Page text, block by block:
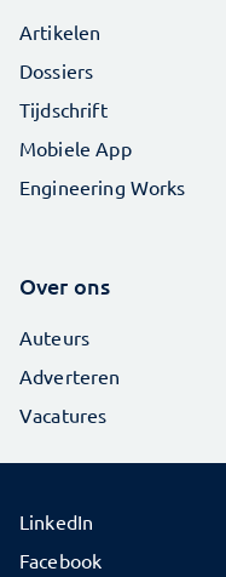
Artikelen
Dossiers
Tijdschrift
Mobiele App
Engineering Works
Over ons
Auteurs
Adverteren
Vacatures
LinkedIn
Facebook